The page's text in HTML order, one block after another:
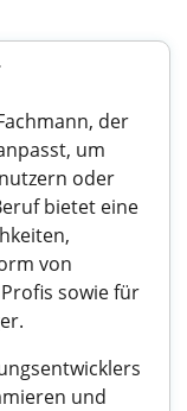
der
um
oder
bietet eine
von
sowie für
und